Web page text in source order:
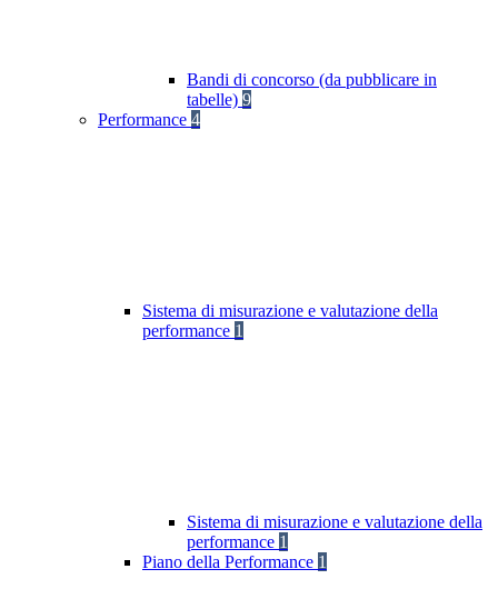
Bandi di concorso (da pubblicare in
tabelle) 9
Performance 4
Sistema di misurazione e valutazione della
performance 1
Sistema di misurazione e valutazione della
performance 1
Piano della Performance 1